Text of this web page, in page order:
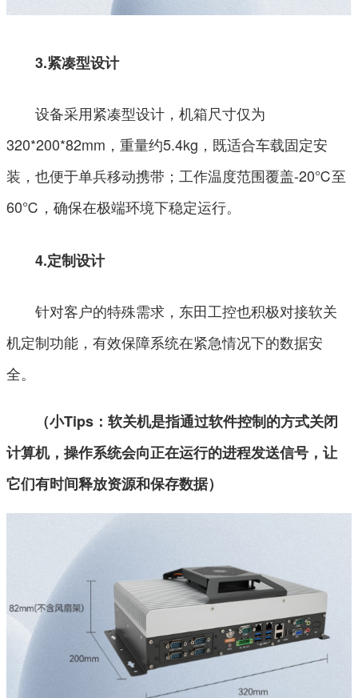
3.紧凑型设计
设备采用紧凑型设计，机箱尺寸仅为
320*200*82mm，重量约5.4kg，既适合车载固定安
装，也便于单兵移动携带；工作温度范围覆盖-20℃至
60℃，确保在极端环境下稳定运行。
4.定制设计
针对客户的特殊需求，东田工控也积极对接软关
机定制功能，有效保障系统在紧急情况下的数据安
全。
（小Tips：软关机是指通过软件控制的方式关闭
计算机，操作系统会向正在运行的进程发送信号，让
它们有时间释放资源和保存数据）